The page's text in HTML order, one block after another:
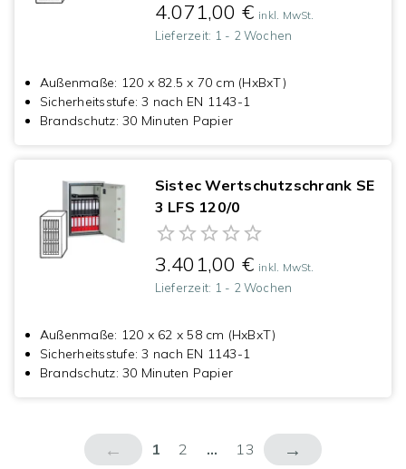
4.071,00 € inkl. MwSt.
Lieferzeit: 1 - 2 Wochen
Außenmaße: 120 x 82.5 x 70 cm (HxBxT)
Sicherheitsstufe:3 nach EN 1143-1
Brandschutz:30 Minuten Papier
Sistec Wertschutzschrank SE
3 LFS 120/0
3.401,00 € inkl. MwSt.
Lieferzeit: 1 - 2 Wochen
Außenmaße: 120 x 62 x 58 cm (HxBxT)
Sicherheitsstufe:3 nach EN 1143-1
Brandschutz:30 Minuten Papier
← 1 2 ... 13 →